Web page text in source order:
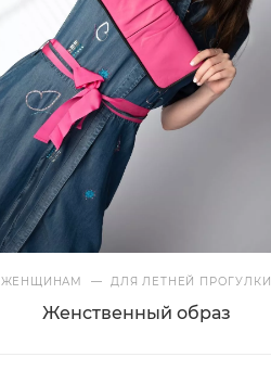
ЖЕНЩИНАМ — ДЛЯ ЛЕТНЕЙ ПРОГУЛКИ
Женственный образ